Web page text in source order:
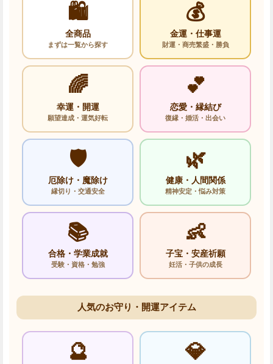
🛍️
全商品
まずは一覧から探す
💰
金運・仕事運
財運・商売繁盛・勝負
🌈
幸運・開運
願望達成・運気好転
💕
恋愛・縁結び
復縁・婚活・出会い
🛡️
厄除け・魔除け
縁切り・交通安全
🌿
健康・人間関係
精神安定・悩み対策
📚
合格・学業成就
受験・資格・勉強
👶
子宝・安産祈願
妊活・子供の成長
人気のお守り・開運アイテム
🔮 💎